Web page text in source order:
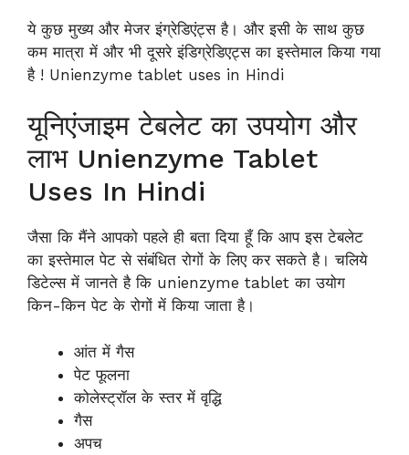
ये कुछ मुख्य और मेजर इंग्रेडिएंट्स है। और इसी के साथ कुछ
कम मात्रा में और भी दूसरे इंडिग्रेडिएट्स का इस्तेमाल किया गया
है ! Unienzyme tablet uses in Hindi
यूनिएंजाइम टेबलेट का उपयोग और
लाभ Unienzyme Tablet
Uses In Hindi
जैसा कि मैंने आपको पहले ही बता दिया हूँ कि आप इस टेबलेट
का इस्तेमाल पेट से संबंधित रोगों के लिए कर सकते है। चलिये
डिटेल्स में जानते है कि unienzyme tablet का उयोग
किन-किन पेट के रोगों में किया जाता है।
आंत में गैस
पेट फूलना
कोलेस्ट्रॉल के स्तर में वृद्धि
गैस
अपच